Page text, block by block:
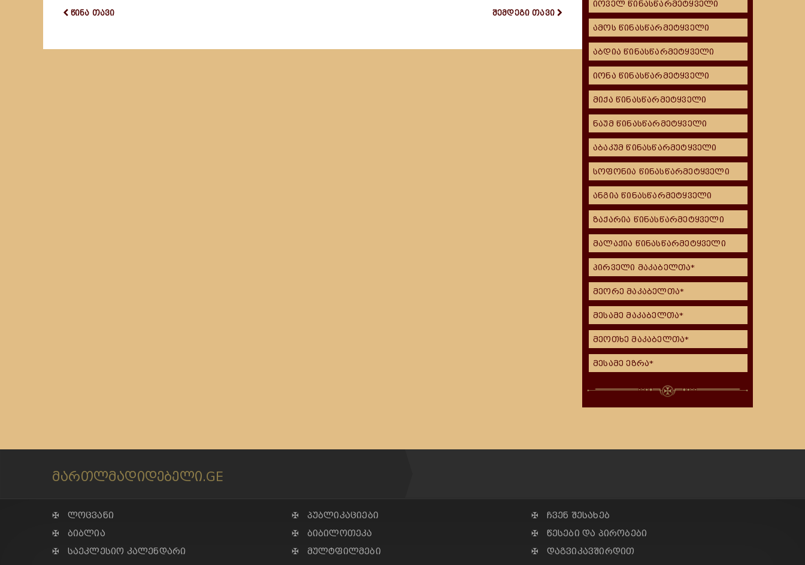
წინა თავი შემდეგი თავი
იოველ წინასწარმეტყველი
ამოს წინასწარმეტყველი
აბდია წინასწარმეტყველი
იონა წინასწარმეტყველი
მიქა წინასწარმეტყველი
ნაუმ წინასწარმეტყველი
აბაკუმ წინასწარმეტყველი
სოფონია წინასწარმეტყველი
ანგია წინასწარმეტყველი
ზაქარია წინასწარმეტყველი
მალაქია წინასწარმეტყველი
პირველი მაკაბელთა*
მეორე მაკაბელთა*
მესამე მაკაბელთა*
მეოთხე მაკაბელთა*
მესამე ეზრა*
მართლმადიდებელი.GE
✠ ლოცვანი
✠ ბიბლია
✠ საეკლესიო კალენდარი
✠ პუბლიკაციები
✠ ბიბილოთეკა
✠ მულტფილმები
✠ ჩვენ შესახებ
✠ წესები და პირობები
✠ დაგვიკავშირდით